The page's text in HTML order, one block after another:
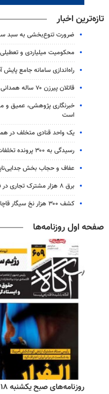
تازه‌ترین اخبار
ضرورت تنوع‌بخشی به سبد
محکومیت میلیاردی و
راه‌اندازی سامانه جامع
قاتلان پیرزن ۷۰ ساله همدانی دستگیر شدند
خبرنگاری پژوهشی، عمیق و
است
یک واحد قنادی متخلف در
رسیدگی به ۳۰۰ پرونده تخلفات صنفی در گرمسار
عفاف و حجاب بخش
برق ۸ هزار مشترک تجاری در فارس هوشمندانه محدود شد
کشف ۳۰۰ هزار نخ سیگار قاچاق در شهرستان بهار
صفحه اول روزنامه‌ها
روزنامه‌های صبح یکشنبه ۱۸ مرداد ۱۴۰۵